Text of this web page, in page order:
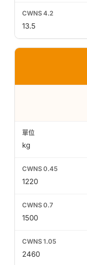
13.5
kg
1220
1500
2460